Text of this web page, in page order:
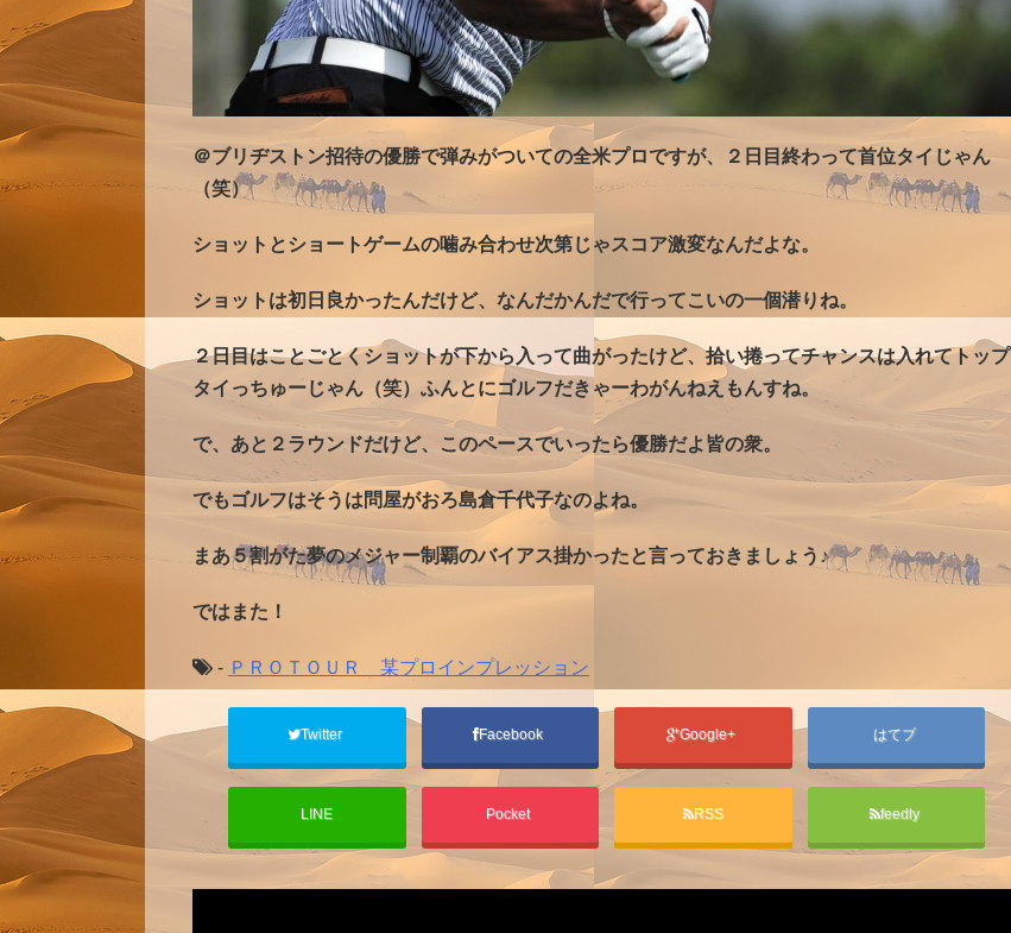
＠ブリヂストン招待の優勝で弾みがついての全米プロですが、２日目終わって首位タイじゃん
（笑）
ショットとショートゲームの噛み合わせ次第じゃスコア激変なんだよな。
ショットは初日良かったんだけど、なんだかんだで行ってこいの一個潜りね。
２日目はことごとくショットが下から入って曲がったけど、拾い捲ってチャンスは入れてトップ
タイっちゅーじゃん（笑）ふんとにゴルフだきゃーわがんねえもんすね。
で、あと２ラウンドだけど、このペースでいったら優勝だよ皆の衆。
でもゴルフはそうは問屋がおろ島倉千代子なのよね。
まあ５割がた夢のメジャー制覇のバイアス掛かったと言っておきましょう♪
ではまた！
- ＰＲＯＴＯＵＲ 某プロインプレッション
Twitter Facebook Google+ はてブ
LINE Pocket RSS feedly